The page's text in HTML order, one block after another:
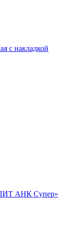
с накладкой
АНК Супер»